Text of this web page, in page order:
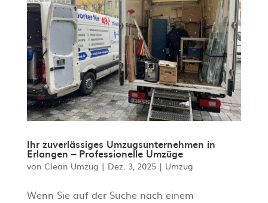
Ihr zuverlässiges Umzugsunternehmen in
Erlangen – Professionelle Umzüge
von Clean Umzug | Dez. 3, 2025| Umzug
Wenn Sie auf der Suche nach einem